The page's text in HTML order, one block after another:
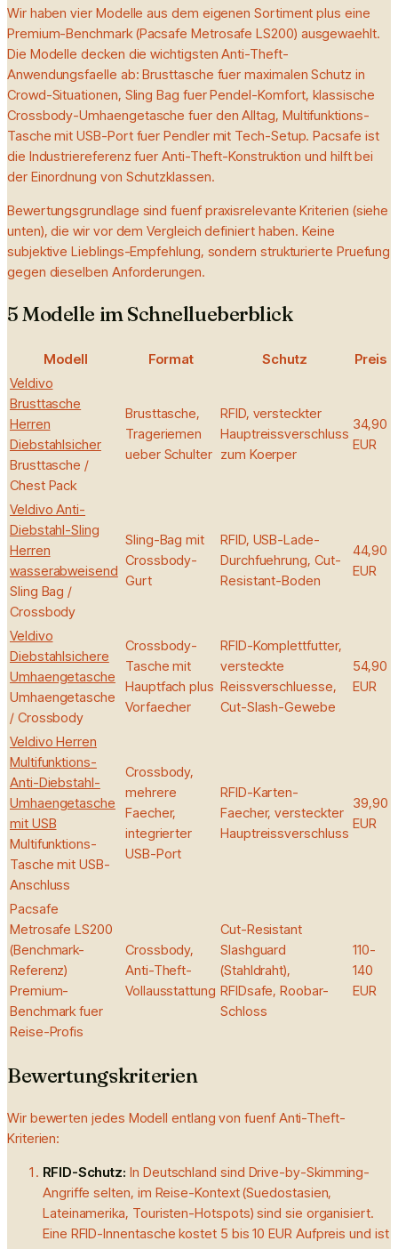
Wir haben vier Modelle aus dem eigenen Sortiment plus eine
Premium-Benchmark (Pacsafe Metrosafe LS200) ausgewaehlt.
Die Modelle decken die wichtigsten Anti-Theft-
Anwendungsfaelle ab: Brusttasche fuer maximalen Schutz in
Crowd-Situationen, Sling Bag fuer Pendel-Komfort, klassische
Crossbody-Umhaengetasche fuer den Alltag, Multifunktions-
Tasche mit USB-Port fuer Pendler mit Tech-Setup. Pacsafe ist
die Industriereferenz fuer Anti-Theft-Konstruktion und hilft bei
der Einordnung von Schutzklassen.
Bewertungsgrundlage sind fuenf praxisrelevante Kriterien (siehe
unten), die wir vor dem Vergleich definiert haben. Keine
subjektive Lieblings-Empfehlung, sondern strukturierte Pruefung
gegen dieselben Anforderungen.
5 Modelle im Schnellueberblick
Modell Format Schutz
Preis
Veldivo
Brusttasche
Herren
Diebstahlsicher
Brusttasche /
Chest Pack
Brusttasche,
Trageriemen
ueber Schulter
RFID, versteckter
Hauptreissverschluss
zum Koerper
34,90
EUR
Veldivo Anti-
Diebstahl-Sling
Herren
wasserabweisend
Sling Bag /
Crossbody
Sling-Bag mit
Crossbody-
Gurt
RFID, USB-Lade-
Durchfuehrung, Cut-
Resistant-Boden
44,90
EUR
Veldivo
Diebstahlsichere
Umhaengetasche
Umhaengetasche
/ Crossbody
Crossbody-
Tasche mit
Hauptfach plus
Vorfaecher
RFID-Komplettfutter,
versteckte
Reissverschluesse,
Cut-Slash-Gewebe
54,90
EUR
Veldivo Herren
Multifunktions-
Anti-Diebstahl-
Umhaengetasche
mit USB
Multifunktions-
Tasche mit USB-
Anschluss
Crossbody,
mehrere
Faecher,
integrierter
USB-Port
RFID-Karten-
Faecher, versteckter
Hauptreissverschluss
39,90
EUR
Pacsafe
Metrosafe LS200
(Benchmark-
Referenz)
Premium-
Benchmark fuer
Reise-Profis
Crossbody,
Anti-Theft-
Vollausstattung
Cut-Resistant
Slashguard
(Stahldraht),
RFIDsafe, Roobar-
Schloss
110-
140
EUR
Bewertungskriterien
Wir bewerten jedes Modell entlang von fuenf Anti-Theft-
Kriterien:
RFID-Schutz: In Deutschland sind Drive-by-Skimming-
Angriffe selten, im Reise-Kontext (Suedostasien,
Lateinamerika, Touristen-Hotspots) sind sie organisiert.
Eine RFID-Innentasche kostet 5 bis 10 EUR Aufpreis und ist